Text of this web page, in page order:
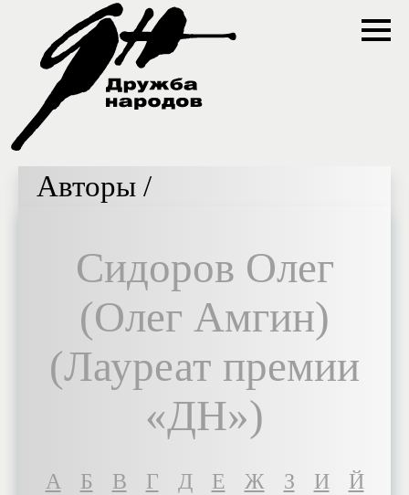
Авторы /
Сидоров Олег
(Олег Амгин)
(Лауреат премии
«ДН»)
A Б В Г Д Е Ж З И
Й